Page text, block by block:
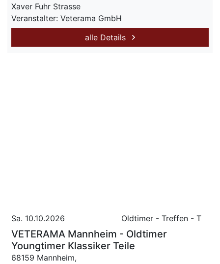
Xaver Fuhr Strasse
Veranstalter: Veterama GmbH
alle Details
Sa. 10.10.2026 Oldtimer - Treffen - T
VETERAMA Mannheim - Oldtimer
Youngtimer Klassiker Teile
68159 Mannheim,